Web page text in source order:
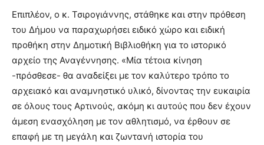
Επιπλέον, ο κ. Τσιρογιάννης, στάθηκε και στην πρόθεση
του Δήμου να παραχωρήσει ειδικό χώρο και ειδική
προθήκη στην Δημοτική Βιβλιοθήκη για το ιστορικό
αρχείο της Αναγέννησης. «Μία τέτοια κίνηση
-πρόσθεσε- θα αναδείξει με τον καλύτερο τρόπο το
αρχειακό και αναμνηστικό υλικό, δίνοντας την ευκαιρία
σε όλους τους Αρτινούς, ακόμη κι αυτούς που δεν έχουν
άμεση ενασχόληση με τον αθλητισμό, να έρθουν σε
επαφή με τη μεγάλη και ζωντανή ιστορία του